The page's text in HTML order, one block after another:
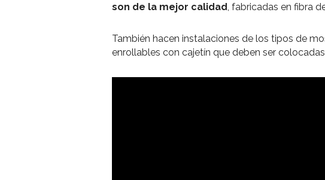
son de la mejor calidad , fabricadas en fibra
También hacen instalaciones de los tipos de
enrollables con cajetín que deben ser